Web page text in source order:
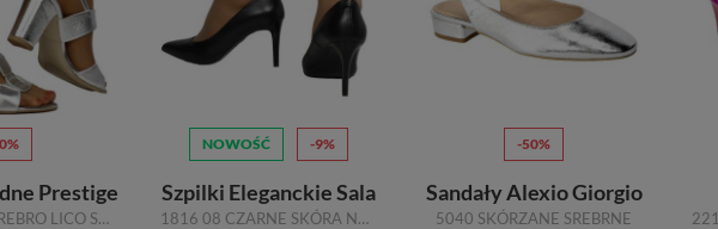
Prestige
2081 OBL/N SREBRO LICO SKÓRA NATURALNA_TN
NOWOŚĆ -9%
Szpilki Eleganckie Sala
1816 08 CZARNE SKÓRA NATURALNA TN
-50%
Sandały Alexio Giorgio
5040 SKÓRZANE SREBRNE